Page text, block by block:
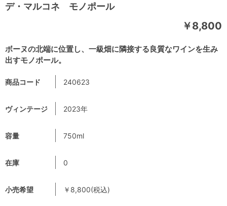
デ・マルコネ モノポール
ボーヌの北端に位置し、一級畑に隣接する良質なワインを生み
出すモノポール。
￥8,800
商品コード 240623
ヴィンテージ 2023年
容量 750ml
在庫 0
小売希望 ￥8,800(税込)